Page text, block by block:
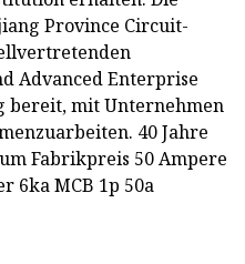
Province Circuit-
Advanced Enterprise
bereit, mit Unternehmen
40 Jahre
Fabrikpreis 50 Ampere
6ka MCB 1p 50a